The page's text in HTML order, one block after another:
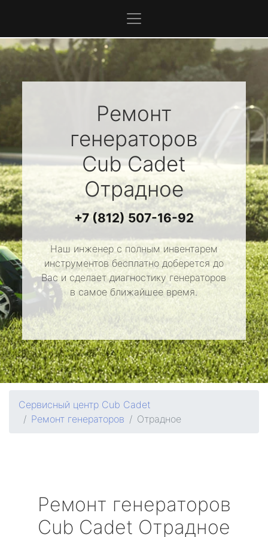
Ремонт
генераторов
Cub Cadet
Отрадное
+7 (812) 507-16-92
Наш инженер с полным инвентарем
инструментов бесплатно доберется до
Вас и сделает диагностику генераторов
в самое ближайшее время.
Сервисный центр Cub Cadet
Ремонт генераторов
Отрадное
Ремонт генераторов
Cub Cadet Отрадное